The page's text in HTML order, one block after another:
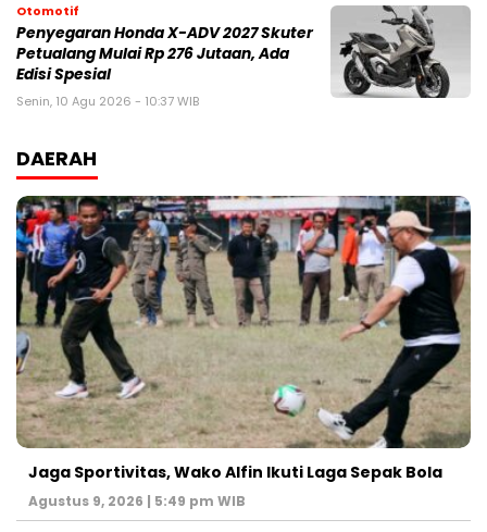
Otomotif
Penyegaran Honda X-ADV 2027 Skuter
Petualang Mulai Rp 276 Jutaan, Ada
Edisi Spesial
Senin, 10 Agu 2026 - 10:37 WIB
DAERAH
Jaga Sportivitas, Wako Alfin Ikuti Laga Sepak Bola
Agustus 9, 2026 | 5:49 pm WIB